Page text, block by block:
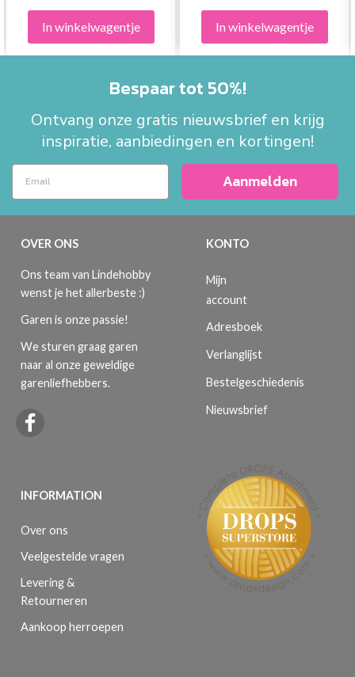
In winkelwagentje In winkelwagentje
Bespaar tot 50%!
Ontvang onze gratis nieuwsbrief en krijg
inspiratie, aanbiedingen en kortingen!
Aanmelden
OVER ONS
Ons team van Lindehobby
wenst je het allerbeste :)
Garen is onze passie!
We sturen graag garen
naar al onze geweldige
garenliefhebbers.
INFORMATION
Over ons
Veelgestelde vragen
Levering &
Retourneren
Aankoop herroepen
KONTO
Mijn
account
Adresboek
Verlanglijst
Bestelgeschiedenis
Nieuwsbrief